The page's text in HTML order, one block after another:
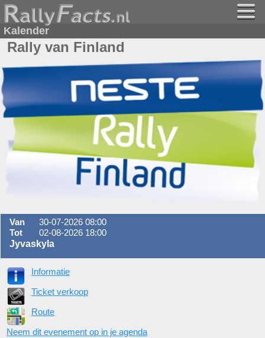
Kalender
Rally van Finland
Van
30-07-2026 08:00
Tot
02-08-2026 18:00
Jyvaskyla
Informatie
Ticket verkoop
Route
Neem dit evenement op in je agenda